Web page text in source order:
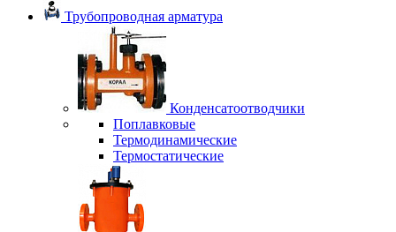
Трубопроводная арматура
Конденсатоотводчики
Поплавковые
Термодинамические
Термостатические